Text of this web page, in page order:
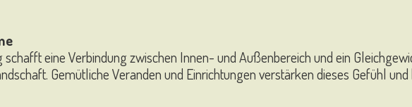
eine Verbindung zwischen Innen- und Außenbereich und ein
Gemütliche Veranden und Einrichtungen verstärken dieses Gefühl